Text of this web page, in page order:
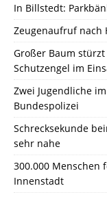
In Billstedt:
Zeugenaufruf nach
Großer Baum
Schutzengel im
Zwei Jugendliche
Bundespolizei
Schrecksekunde
sehr nahe
300.000 Menschen
Innenstadt